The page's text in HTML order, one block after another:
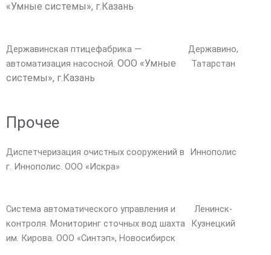
«Умные системы», г.Казань
Державинская птицефабрика —
автоматизация насосной. ООО «Умные
системы», г.Казань
Державино,
Татарстан
Прочее
Диспетчеризация очистных сооружений в
г. Иннополис. ООО «Искра»
Иннополис
Система автоматического управления и
контроля. Мониторинг сточных вод шахта
им. Кирова. ООО «Синтэп», Новосибирск
Ленинск-
Кузнецкий